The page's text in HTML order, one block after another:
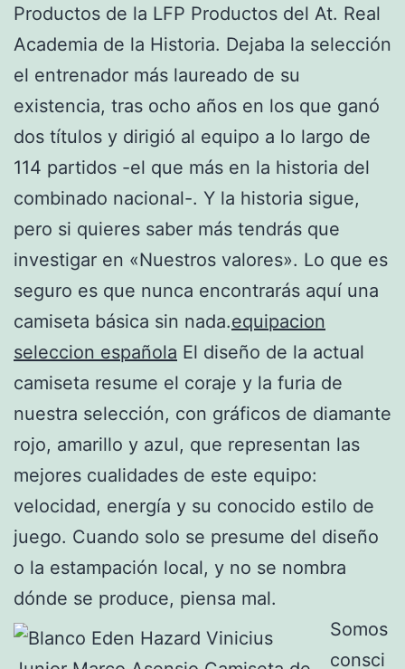
Productos de la LFP Productos del At. Real
Academia de la Historia. Dejaba la selección
el entrenador más laureado de su
existencia, tras ocho años en los que ganó
dos títulos y dirigió al equipo a lo largo de
114 partidos -el que más en la historia del
combinado nacional-. Y la historia sigue,
pero si quieres saber más tendrás que
investigar en «Nuestros valores». Lo que es
seguro es que nunca encontrarás aquí una
camiseta básica sin nada.equipacion
seleccion española El diseño de la actual
camiseta resume el coraje y la furia de
nuestra selección, con gráficos de diamante
rojo, amarillo y azul, que representan las
mejores cualidades de este equipo:
velocidad, energía y su conocido estilo de
juego. Cuando solo se presume del diseño
o la estampación local, y no se nombra
dónde se produce, piensa mal.
Somos
consci